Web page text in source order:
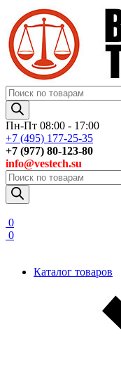
Поиск
товаров
Пн-Пт 08:00 - 17:00
+7 (495) 177-25-35
+7 (977) 80-123-80
info@vestech.su
Поиск
товаров
0
0
Каталог товаров